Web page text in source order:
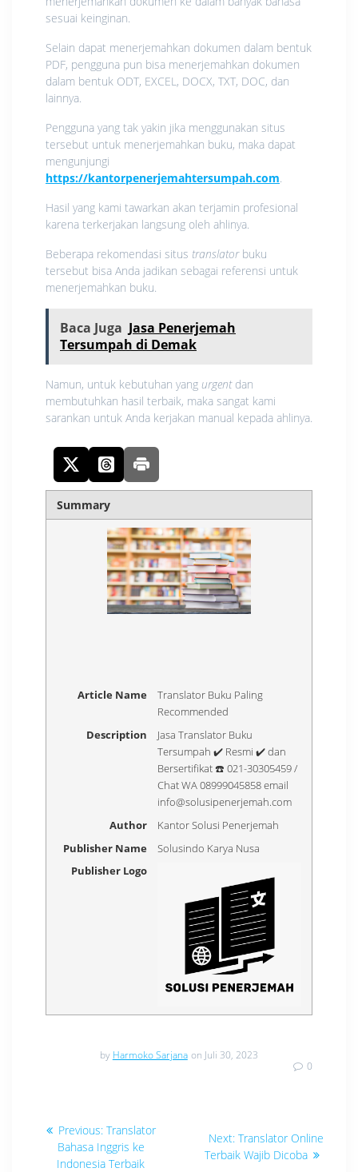
sesuai keinginan.
Selain dapat menerjemahkan dokumen dalam bentuk
PDF, pengguna pun bisa menerjemahkan dokumen
dalam bentuk ODT, EXCEL, DOCX, TXT, DOC, dan
lainnya.
Pengguna yang tak yakin jika menggunakan situs
tersebut untuk menerjemahkan buku, maka dapat
mengunjungi
https://kantorpenerjemahtersumpah.com.
Hasil yang kami tawarkan akan terjamin profesional
karena terkerjakan langsung oleh ahlinya.
Beberapa rekomendasi situs translatorbuku
tersebut bisa Anda jadikan sebagai referensi untuk
menerjemahkan buku.
Baca Juga Jasa Penerjemah
Tersumpah di Demak
Namun, untuk kebutuhan yang urgentdan
membutuhkan hasil terbaik, maka sangat kami
sarankan untuk Anda kerjakan manual kepada ahlinya.
Summary
Article Name
Translator Buku Paling
Recommended
Description
Jasa Translator Buku
Tersumpah ✔️ Resmi ✔️ dan
Bersertifikat ☎️ 021-30305459 /
Chat WA 08999045858 email
info@solusipenerjemah.com
Author
Kantor Solusi Penerjemah
Publisher Name
Solusindo Karya Nusa
Publisher Logo
by Harmoko Sarjana on Juli 30, 2023
0
Navigasi
pos
Previous: Previous
post:
Translator
Bahasa Inggris ke
Indonesia Terbaik
Next: Next
post:
Translator Online
Terbaik Wajib Dicoba